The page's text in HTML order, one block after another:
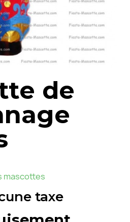
de
mascottes
taxe